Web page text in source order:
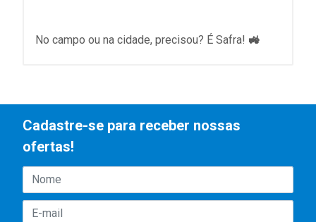
No campo ou na cidade, precisou? É Safra! 🚜
Cadastre-se para receber nossas
ofertas!